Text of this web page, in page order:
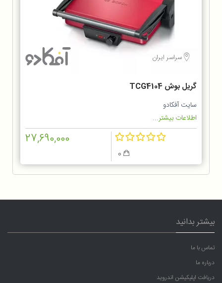
سراسر ایران
گریل بوش TCG4104
سایت آفکادو
اطلاعات بیشتر...
27,690,000
بیشتر بدانید
تماس با ما
درباره ما
دریافت اپلیکیشن اندروید